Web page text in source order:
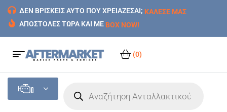
ΔΕΝ ΒΡΙΣΚΕΙΣ ΑΥΤΟ ΠΟΥ ΧΡΕΙΑΖΕΣΑΙ; ΚΑΛΕΣΕ ΜΑΣ
ΑΠΟΣΤΟΛΕΣ ΤΩΡΑ ΚΑΙ ΜΕ BOX NOW!
(0)